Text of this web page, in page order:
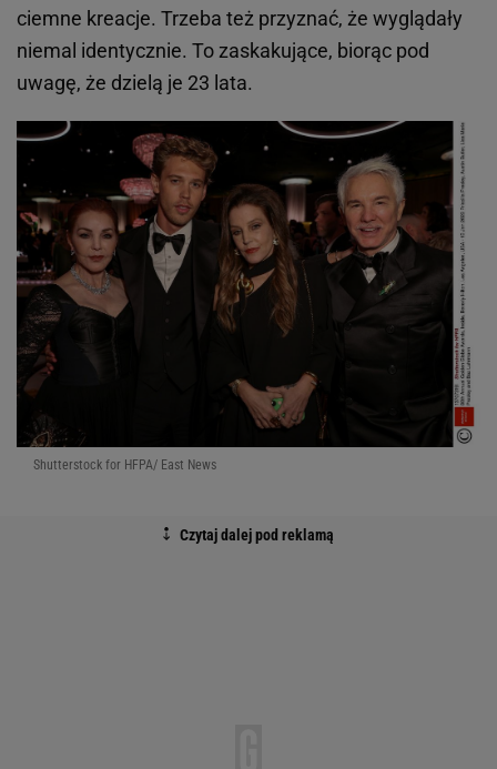
ciemne kreacje. Trzeba też przyznać, że wyglądały
niemal identycznie. To zaskakujące, biorąc pod
uwagę, że dzielą je 23 lata.
Shutterstock for HFPA/ East News